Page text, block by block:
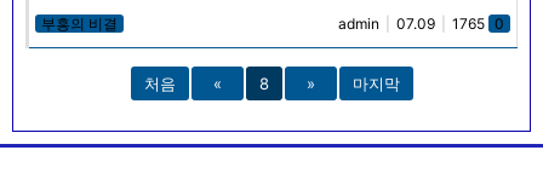
부흥의 비결 admin 07.09 1765 0
처음 « 8 » 마지막